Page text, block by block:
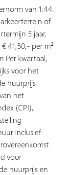
van 1:44.
of
5 jaar,
41,50,- per m²
Per kwartaal,
voor het
huurprijs
het
(CPI),
inclusief
voor
huurprijs en